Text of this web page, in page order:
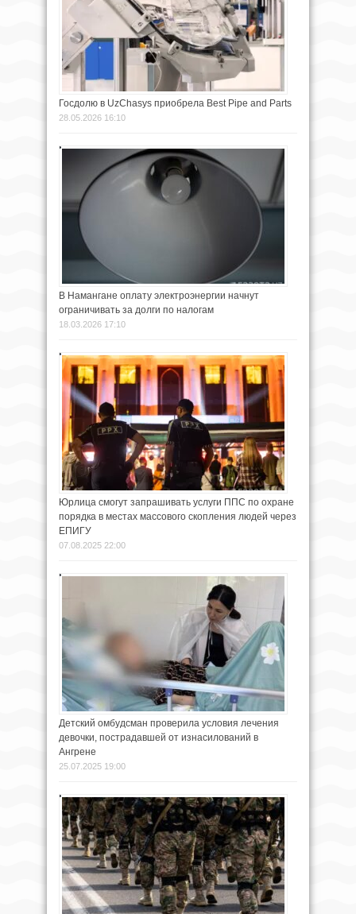
Госдолю в UzChasys приобрела Best Pipe and Parts
28.05.2026 16:10
В Намангане оплату электроэнергии начнут
ограничивать за долги по налогам
18.03.2026 17:10
Юрлица смогут запрашивать услуги ППС по охране
порядка в местах массового скопления людей через
ЕПИГУ
07.08.2025 22:00
Детский омбудсман проверила условия лечения
девочки, пострадавшей от изнасилований в
Ангрене
25.07.2025 19:00